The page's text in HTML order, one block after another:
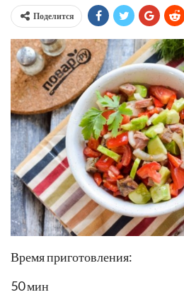
Поделится
Время приготовления:
50 мин